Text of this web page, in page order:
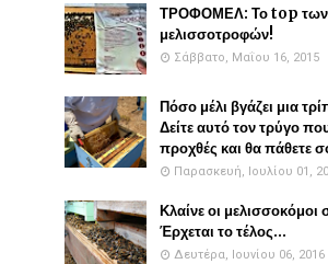
ΤΡΟΦΟΜΕΛ: Το top των
μελισσοτροφών!
Σάββατο, Μαΐου 16, 2015
Πόσο μέλι βγάζει μια
Δείτε αυτό τον τρύγο
προχθές και θα πάθετε
Παρασκευή, Ιουλίου 01,
Κλαίνε οι μελισσοκόμοι
Έρχεται το τέλος...
Δευτέρα, Ιουνίου 06, 2016